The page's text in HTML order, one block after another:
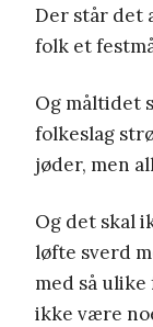
Der står det
folk et
Og måltidet
folkeslag
jøder, men
Og det skal
løfte sverd
med så
ikke være